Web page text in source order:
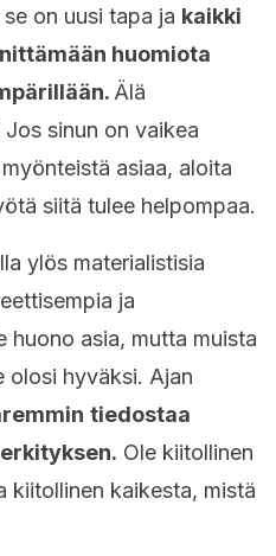
on uusi tapa ja kaikki
huomiota
Älä
sinun on vaikea
asiaa, aloita
siitä tulee helpompaa.
ylös materialistisia
ja
huono asia, mutta muista
olosi hyväksi. Ajan
tiedostaa
Ole kiitollinen
kiitollinen kaikesta, mistä